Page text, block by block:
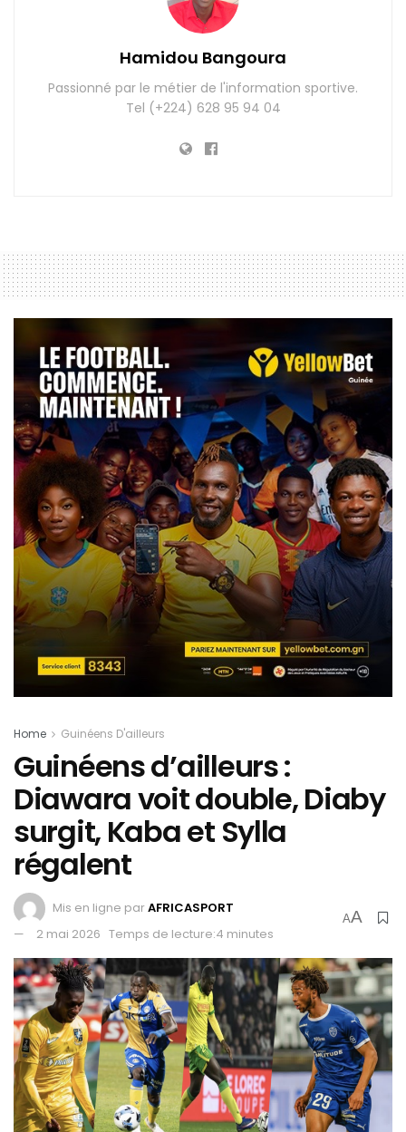
Hamidou Bangoura
Passionné par le métier de l'information sportive.
Tel (+224) 628 95 94 04
Home Guinéens D'ailleurs
Guinéens d’ailleurs :
Diawara voit double, Diaby
surgit, Kaba et Sylla
régalent
Mis en ligne parAFRICASPORT
2 mai 2026 Temps de lecture:4 minutes
AA